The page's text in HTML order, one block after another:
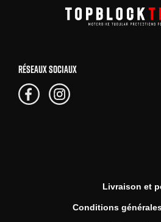
RÉSEAUX SOCIAUX
Livraison et
Conditions